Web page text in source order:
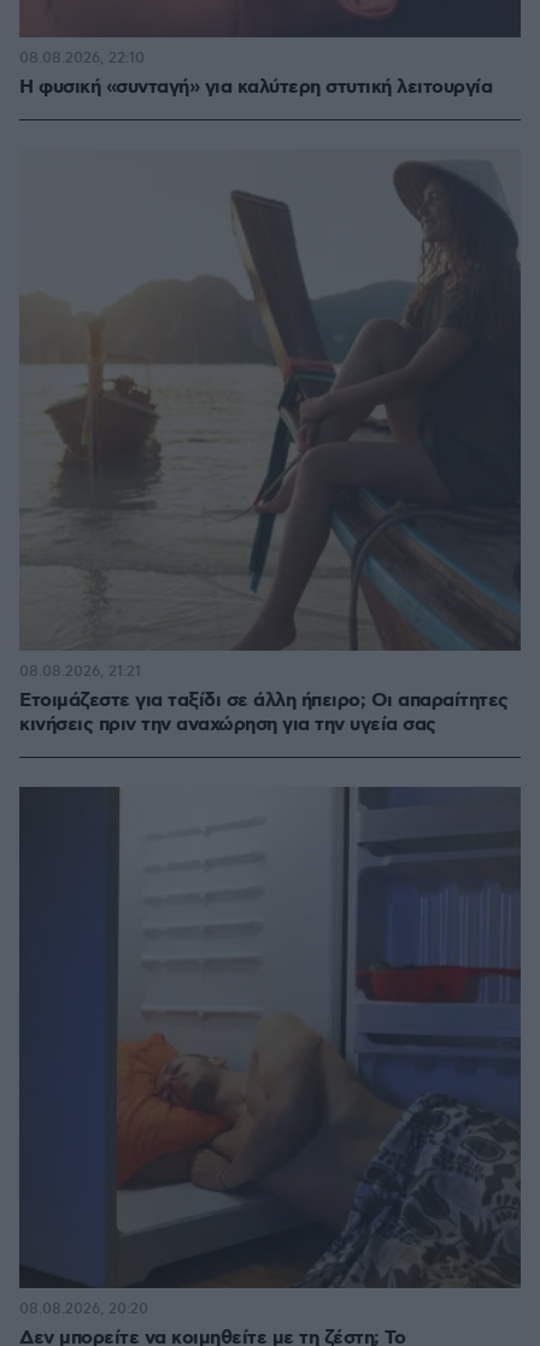
Η φυσική «συνταγή» για καλύτερη στυτική λειτουργία
08.08.2026, 22:10
Ετοιμάζεστε για ταξίδι σε άλλη ήπειρο; Οι απαραίτητες
κινήσεις πριν την αναχώρηση για την υγεία σας
08.08.2026, 21:21
Δεν μπορείτε να κοιμηθείτε με τη ζέστη; Το
08.08.2026, 20:20